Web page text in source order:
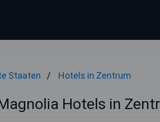
Staaten Hotels in Zentrum
Hotels in